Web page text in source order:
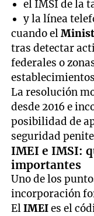
el IMSI de la
y la línea
cuando el
tras detectar
federales o
La resolución
desde 2016 e
posibilidad de
seguridad
IMEI e IMSI:
importantes
Uno de los
incorporación
ElIMEIes el